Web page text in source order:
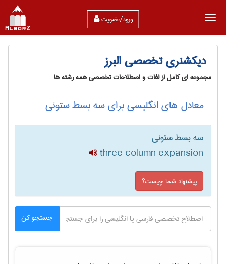
ورود/عضویت
دیکشنری تخصصی البرز
مجموعه ای کامل از لغات و اصطلاحات تخصصی همه رشته ها
معادل های انگلیسی برای سه بسط ستونی
سه بسط ستونی
three column expansion
پیشنهاد شما چیست؟
جستجو کن